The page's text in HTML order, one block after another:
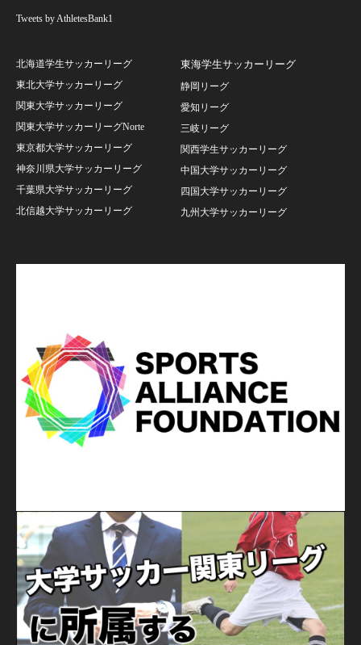
Tweets by AthletesBank1
北海道学生サッカーリーグ
東北大学サッカーリーグ
関東大学サッカーリーグ
関東大学サッカーリーグNorte
東京都大学サッカーリーグ
神奈川県大学サッカーリーグ
千葉県大学サッカーリーグ
北信越大学サッカーリーグ
東海学生サッカーリーグ
静岡リーグ
愛知リーグ
三岐リーグ
関西学生サッカーリーグ
中国大学サッカーリーグ
四国大学サッカーリーグ
九州大学サッカーリーグ